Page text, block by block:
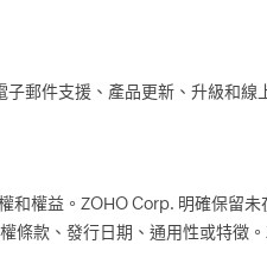
郵件支援、產品更新、升級和線
和權益。ZOHO Corp. 明確保留
條款、發行日期、通用性或特徵